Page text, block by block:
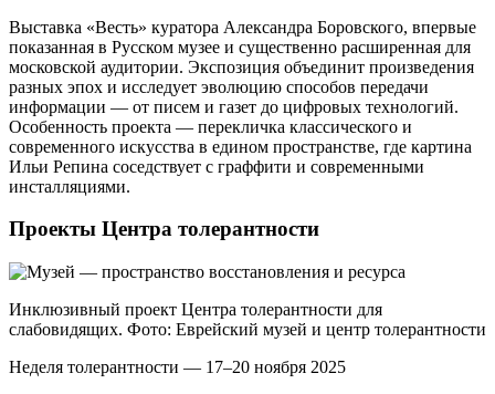
Выставка «Весть» куратора Александра Боровского, впервые
показанная в Русском музее и существенно расширенная для
московской аудитории. Экспозиция объединит произведения
разных эпох и исследует эволюцию способов передачи
информации — от писем и газет до цифровых технологий.
Особенность проекта — перекличка классического и
современного искусства в едином пространстве, где картина
Ильи Репина соседствует с граффити и современными
инсталляциями.
Проекты Центра толерантности
Инклюзивный проект Центра толерантности для
слабовидящих. Фото: Еврейский музей и центр толерантности
Неделя толерантности — 17–20 ноября 2025